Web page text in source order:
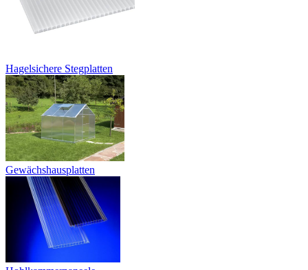
Hagelsichere Stegplatten
Gewächshausplatten